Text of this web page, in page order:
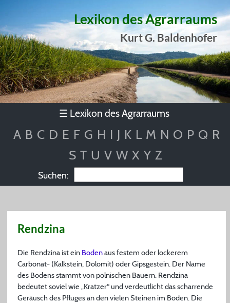
Lexikon des Agrarraums
Kurt G. Baldenhofer
☰ Lexikon des Agrarraums
A B C D E F G H I J K L M N O P Q R
S T U V W X Y Z
Suchen:
Rendzina
Die Rendzina ist ein Bodenaus festem oder lockerem
Carbonat- (Kalkstein, Dolomit) oder Gipsgestein. Der Name
des Bodens stammt von polnischen Bauern. Rendzina
bedeutet soviel wie „Kratzer“ und verdeutlicht das scharrende
Geräusch des Pfluges an den vielen Steinen im Boden. Die